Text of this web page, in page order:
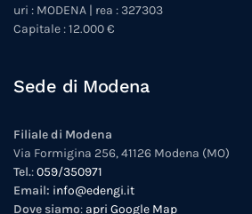
uri : MODENA | rea : 327303
Capitale : 12.000 €
Sede di Modena
Filiale di Modena
Via Formigina 256, 41126 Modena (MO)
Tel.:059/350971
Email: info@edengi.it
Dove siamo: apri Google Map